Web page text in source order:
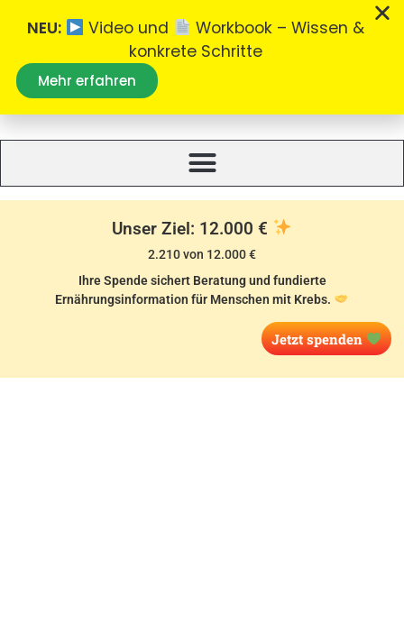
Was essen bei Krebs
Unser Ziel: 12.000 €
2.210 von 12.000 €
Ihre Spende sichert Beratung und fundierte
Ernährungsinformation für Menschen mit Krebs.
Jetzt spenden
NEU: Video und
Workbook – Wissen &
konkrete Schritte
Mehr erfahren